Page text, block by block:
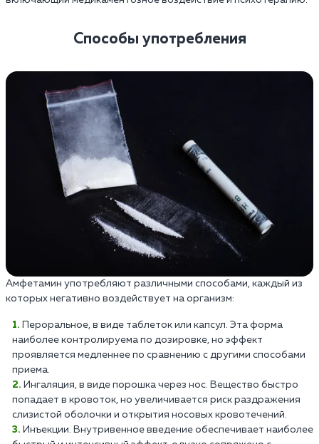
Способы употребления
Амфетамин употребляют различными способами, каждый из
которых негативно воздействует на организм:
Пероральное, в виде таблеток или капсул. Эта форма
наиболее контролируема по дозировке, но эффект
проявляется медленнее по сравнению с другими способами
приема.
Ингаляция, в виде порошка через нос. Вещество быстро
попадает в кровоток, но увеличивается риск раздражения
слизистой оболочки и открытия носовых кровотечений.
Инъекции. Внутривенное введение обеспечивает наиболее